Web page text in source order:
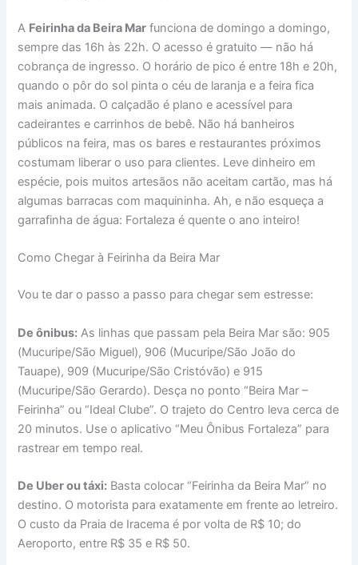
A Feirinha da Beira Mar funciona de domingo a domingo,
sempre das 16h às 22h. O acesso é gratuito — não há
cobrança de ingresso. O horário de pico é entre 18h e 20h,
quando o pôr do sol pinta o céu de laranja e a feira fica
mais animada. O calçadão é plano e acessível para
cadeirantes e carrinhos de bebê. Não há banheiros
públicos na feira, mas os bares e restaurantes próximos
costumam liberar o uso para clientes. Leve dinheiro em
espécie, pois muitos artesãos não aceitam cartão, mas há
algumas barracas com maquininha. Ah, e não esqueça a
garrafinha de água: Fortaleza é quente o ano inteiro!
Como Chegar à Feirinha da Beira Mar
Vou te dar o passo a passo para chegar sem estresse:
De ônibus: As linhas que passam pela Beira Mar são: 905
(Mucuripe/São Miguel), 906 (Mucuripe/São João do
Tauape), 909 (Mucuripe/São Cristóvão) e 915
(Mucuripe/São Gerardo). Desça no ponto “Beira Mar –
Feirinha” ou “Ideal Clube”. O trajeto do Centro leva cerca de
20 minutos. Use o aplicativo “Meu Ônibus Fortaleza” para
rastrear em tempo real.
De Uber ou táxi: Basta colocar “Feirinha da Beira Mar” no
destino. O motorista para exatamente em frente ao letreiro.
O custo da Praia de Iracema é por volta de R$ 10; do
Aeroporto, entre R$ 35 e R$ 50.